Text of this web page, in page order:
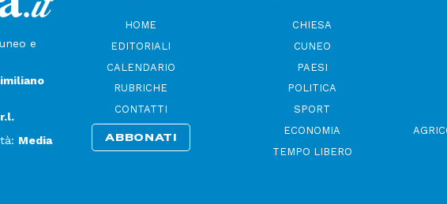
e
Media
HOME
EDITORIALI
CALENDARIO
RUBRICHE
CONTATTI
ABBONATI
CHIESA
CUNEO
PAESI
POLITICA
SPORT
ECONOMIA
TEMPO LIBERO